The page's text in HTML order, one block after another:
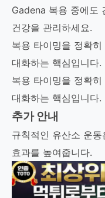
Gadena 복용 중에도
건강을 관리하세요.
복용 타이밍을 정확
대화하는 핵심입니다.
복용 타이밍을 정확
대화하는 핵심입니다.
추가 안내
규칙적인 유산소 운
효과를 높여줍니다.